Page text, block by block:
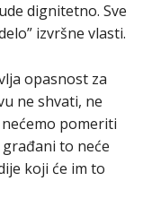
dignitetno. Sve
izvršne vlasti.
opasnost za
ne shvati, ne
pomeriti
građani to neće
koji će im to